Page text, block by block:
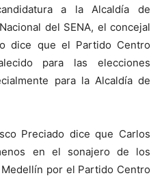
a la Alcaldía de
del SENA, el concejal
dice que el Partido Centro
para las elecciones
para la Alcaldía de
Preciado dice que Carlos
en el sonajero de los
por el Partido Centro